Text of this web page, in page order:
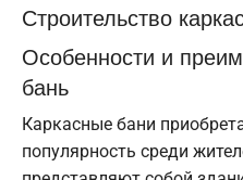
Строительство
Особенности и
бань
Каркасные бани
популярность среди